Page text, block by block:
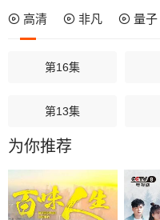
高清 非凡 量子
第16集
第13集
第10集
第07集
为你推荐